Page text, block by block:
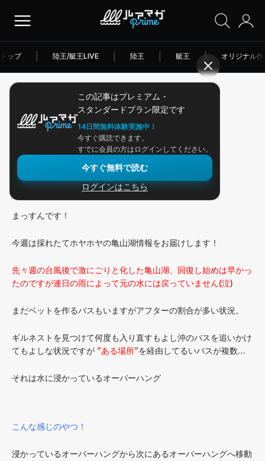
トップ 陸王/艇王LIVE 陸王 艇王 | オリジナル
この記事はプレミアム・
スタンダードプラン限定です
14日間無料体験実施中！
今すぐ購読できます。
すでに会員の方はログインしてください。
今すぐ無料で読む
ログインはこちら
アングラー連載
バスが経由するある場所とは？
皆さんこんにちは！
まっすんです！
今週は採れたてホヤホヤの亀山湖情報をお届けします！
先々週の台風後で激にごりと化した亀山湖、回復し始めは早かっ
たのですが連日の雨によって元の水には戻っていません(泣)
まだベットを作るバスもいますがアフターの割合が多い状況。
ギルネストを見つけて何度も入り直すもよし沖のバスを追いかけ
てもよしな状況ですが ”ある場所”を経由してるいバスが複数…
それは水に浸かっているオーバーハング
こんな感じのやつ！
浸かっているオーバーハングから次にあるオーバーハングへ移動